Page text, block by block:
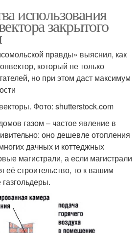
использования
закрытого
правды» выяснил, как
который не только
но при этом даст максимум
Фото: shutterstock.com
газом – частое явление в
оно дешевле отопления
дачных и коттеджных
магистрали, а если магистрали
её строительство, то к вашим